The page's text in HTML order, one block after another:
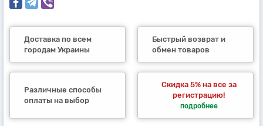
Доставка по всем
городам Украины
Быстрый возврат и
обмен товаров
Различные способы
оплаты на выбор
Скидка 5% на все за
регистрацию!
подробнее